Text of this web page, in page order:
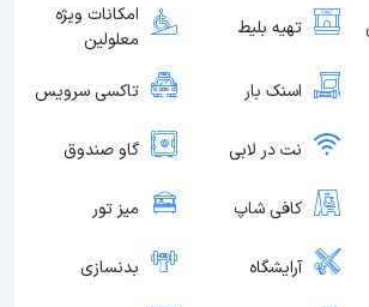
تهیه بلیط
امکانات ویژه
معلولین
اسنک بار تاکسی سرویس
نت در لابی گاو صندوق
کافی شاپ میز تور
آرایشگاه بدنسازی